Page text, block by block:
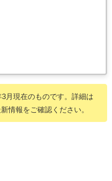
現在のものです。詳細は
情報をご確認ください。